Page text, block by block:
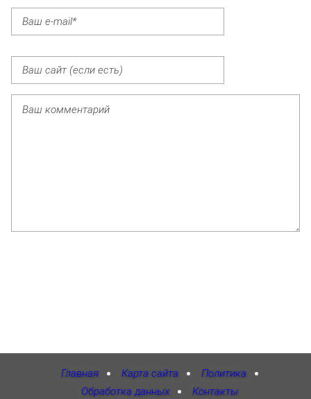
Главная Карта сайта
Политика
Обработка данных
Контакты